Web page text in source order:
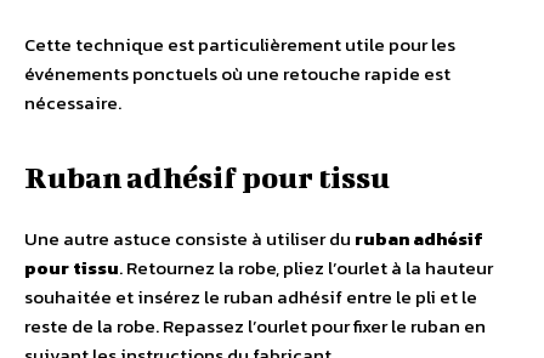
Cette technique est particulièrement utile pour les
événements ponctuels où une retouche rapide est
nécessaire.
Ruban adhésif pour tissu
Une autre astuce consiste à utiliser du ruban adhésif
pour tissu. Retournez la robe, pliez l’ourlet à la hauteur
souhaitée et insérez le ruban adhésif entre le pli et le
reste de la robe. Repassez l’ourlet pour fixer le ruban en